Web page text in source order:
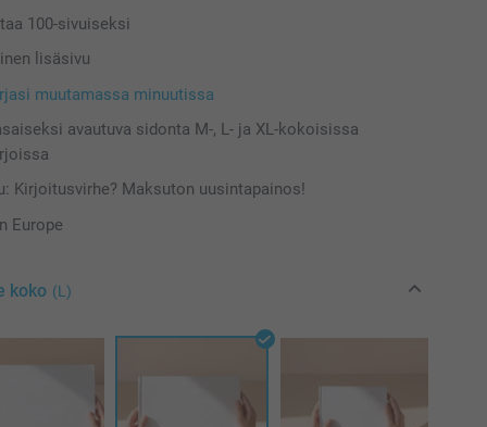
100-sivuiseksi
lisäsivu
muutamassa minuutissa
avautuva sidonta M-, L- ja XL-kokoisissa
Kirjoitusvirhe? Maksuton uusintapainos!
Europe
koko (L)